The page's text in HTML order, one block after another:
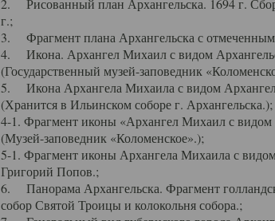
2. Рисованный план Архангельска. 1694 г.
г.;
3. Фрагмент плана Архангельска с
4. Икона. Архангел Михаил с видом
(Государственный музей-заповедник
5. Икона Архангела Михаила с видом
(Хранится в Ильинском соборе г. Архангельска.);
4-1. Фрагмент иконы «Архангел Михаил с
(Музей-заповедник «Коломенское».);
5-1. Фрагмент иконы Архангела Михаила с
Григорий Попов.;
6. Панорама Архангельска. Фрагмент
собор Святой Троицы и колокольня собора.;